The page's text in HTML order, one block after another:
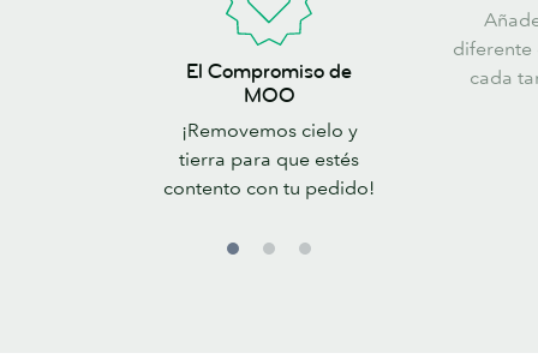
Compromiso
El Compromiso de
MOO
¡Removemos cielo y
tierra para que estés
contento con tu pedido!
diferente
cada